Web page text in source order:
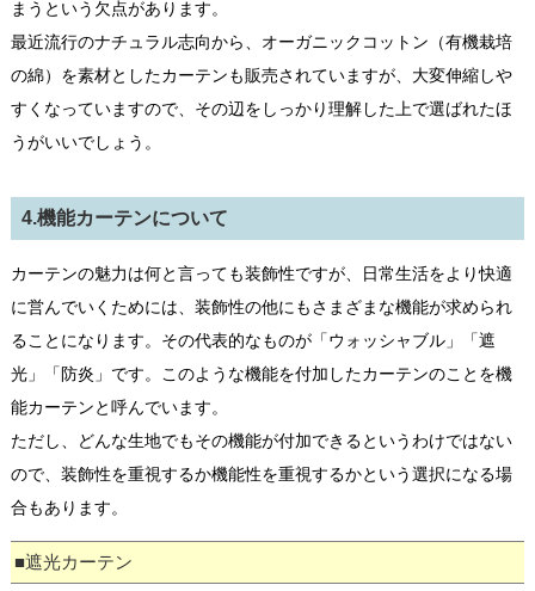
まうという欠点があります。
最近流行のナチュラル志向から、オーガニックコットン（有機栽培
の綿）を素材としたカーテンも販売されていますが、大変伸縮しや
すくなっていますので、その辺をしっかり理解した上で選ばれたほ
うがいいでしょう。
4.機能カーテンについて
カーテンの魅力は何と言っても装飾性ですが、日常生活をより快適
に営んでいくためには、装飾性の他にもさまざまな機能が求められ
ることになります。その代表的なものが「ウォッシャブル」「遮
光」「防炎」です。このような機能を付加したカーテンのことを機
能カーテンと呼んでいます。
ただし、どんな生地でもその機能が付加できるというわけではない
ので、装飾性を重視するか機能性を重視するかという選択になる場
合もあります。
■遮光カーテン